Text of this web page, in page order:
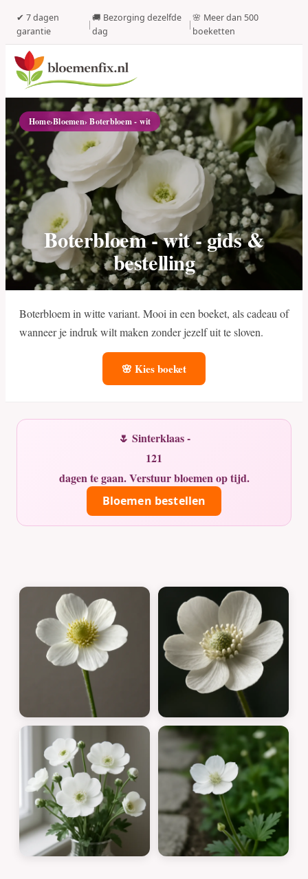
✔ 7 dagen
garantie
|
🚚 Bezorging dezelfde
dag
|
🌸 Meer dan 500
boeketten
Home›Bloemen› Boterbloem - wit
Boterbloem - wit - gids &
bestelling
Boterbloem in witte variant. Mooi in een boeket, als cadeau of
wanneer je indruk wilt maken zonder jezelf uit te sloven.
🌸 Kies boeket
🌷 Sinterklaas -
121
dagen te gaan. Verstuur bloemen op tijd.
Bloemen bestellen